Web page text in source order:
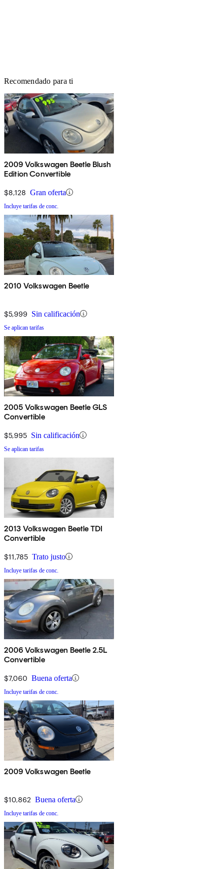
Recomendado para ti
2009 Volkswagen Beetle Blush
Edition Convertible
$8,128 Gran oferta
Incluye tarifas de conc.
2010 Volkswagen Beetle
$5,999 Sin calificación
Se aplican tarifas
2005 Volkswagen Beetle GLS
Convertible
$5,995 Sin calificación
Se aplican tarifas
2013 Volkswagen Beetle TDI
Convertible
$11,785 Trato justo
Incluye tarifas de conc.
2006 Volkswagen Beetle 2.5L
Convertible
$7,060 Buena oferta
Incluye tarifas de conc.
2009 Volkswagen Beetle
$10,862 Buena oferta
Incluye tarifas de conc.